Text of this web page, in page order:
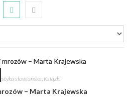
słowiańska, Książki
– Marta Krajewska